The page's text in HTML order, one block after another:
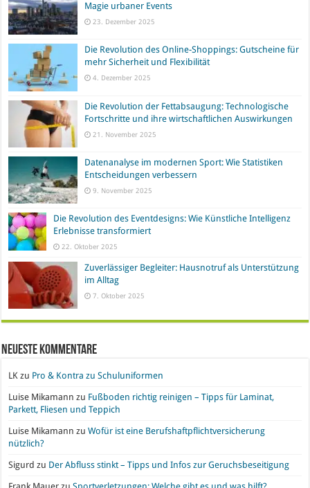
Magie urbaner Events
23. Dezember 2025
Die Revolution des Online-Shoppings: Gutscheine für
mehr Sicherheit und Flexibilität
4. Dezember 2025
Die Revolution der Fettabsaugung: Technologische
Fortschritte und ihre wirtschaftlichen Auswirkungen
21. November 2025
Datenanalyse im modernen Sport: Wie Statistiken
Entscheidungen verbessern
9. November 2025
Die Revolution des Eventdesigns: Wie Künstliche Intelligenz
Erlebnisse transformiert
22. Oktober 2025
Zuverlässiger Begleiter: Hausnotruf als Unterstützung
im Alltag
7. Oktober 2025
Neueste Kommentare
LK zu Pro & Kontra zu Schuluniformen
Luise Mikamann zu Fußboden richtig reinigen – Tipps für Laminat,
Parkett, Fliesen und Teppich
Luise Mikamann zuWofür ist eine Berufshaftpflichtversicherung
nützlich?
Sigurd zu Der Abfluss stinkt – Tipps und Infos zur Geruchsbeseitigung